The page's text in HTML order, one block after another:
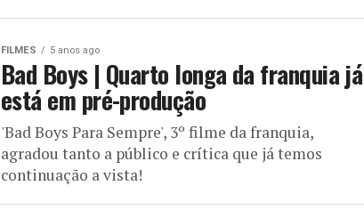
FILMES 5 anos ago
Bad Boys | Quarto longa da franquia já
está em pré-produção
'Bad Boys Para Sempre', 3º filme da franquia,
agradou tanto a público e crítica que já temos
continuação a vista!